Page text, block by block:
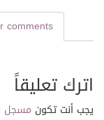
comments
اترك تعليقاً
يجب أنت تكون مسجل